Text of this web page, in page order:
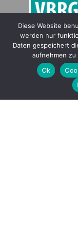
Gefördert
Diese Website
werden nur
Daten gespeichert
aufnehmen
Ok